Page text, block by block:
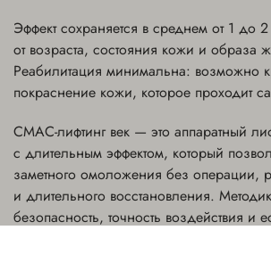
Эффект сохраняется в среднем от 1 до 2
от возраста, состояния кожи и образа
Реабилитация минимальна: возможно
покраснение кожи, которое проходит
СМАС-лифтинг век — это аппаратный
с длительным эффектом, который
заметного омоложения без операции,
и длительного восстановления.
безопасность, точность воздействия и